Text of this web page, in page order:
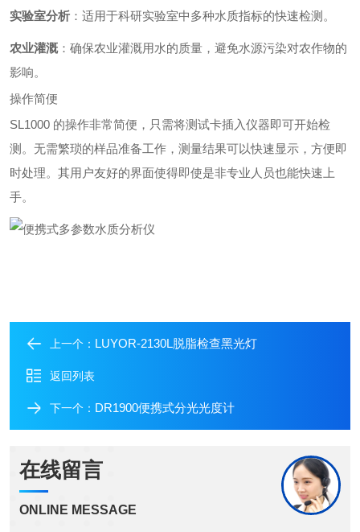
实验室分析 ：适用于科研实验室中多种水质指标的快速检测。
农业灌溉：确保农业灌溉用水的质量，避免水源污染对农作物的
影响。
操作简便
SL1000 的操作非常简便，只需将测试卡插入仪器即可开始检
测。无需繁琐的样品准备工作，测量结果可以快速显示，方便即
时处理。其用户友好的界面使得即使是非专业人员也能快速上
手。
上一个： LUYOR-2130L脱脂检查黑光灯
返回列表
下一个： DR1900便携式分光光度计
在线留言
ONLINE MESSAGE